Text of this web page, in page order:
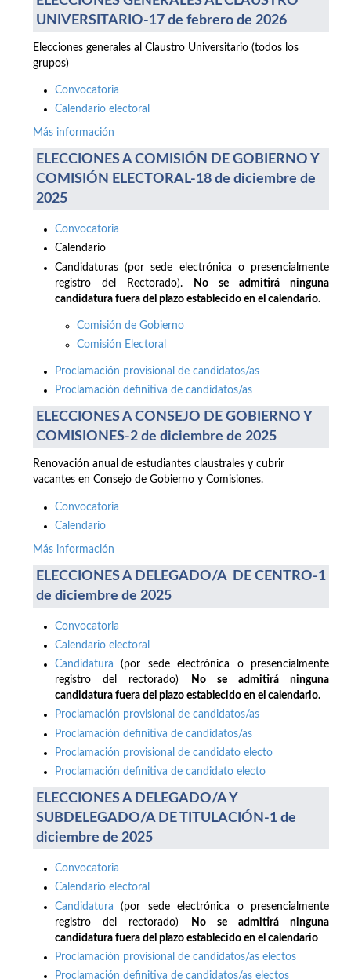
UNIVERSITARIO-17 de febrero de 2026
Elecciones generales al Claustro Universitario (todos los
grupos)
Convocatoria
Calendario electoral
Más información
ELECCIONES A COMISIÓN DE GOBIERNO Y
COMISIÓN ELECTORAL-18 de diciembre de
2025
Convocatoria
Calendario
Candidaturas (por sede electrónica o presencialmente
registro del Rectorado).
No se admitirá ninguna
candidatura fuera del plazo establecido en el calendario.
Comisión de Gobierno
Comisión Electoral
Proclamación provisional de candidatos/as
Proclamación definitiva de candidatos/as
ELECCIONES A CONSEJO DE GOBIERNO Y
COMISIONES-2 de diciembre de 2025
Renovación anual de estudiantes claustrales y cubrir
vacantes en Consejo de Gobierno y Comisiones.
Convocatoria
Calendario
Más información
ELECCIONES A DELEGADO/A DE CENTRO-1
de diciembre de 2025
Convocatoria
Calendario electoral
Candidatura (por sede electrónica o presencialmente
registro del rectorado)
No se admitirá ninguna
candidatura fuera del plazo establecido en el calendario.
Proclamación provisional de candidatos/as
Proclamación definitiva de candidatos/as
Proclamación provisional de candidato electo
Proclamación definitiva de candidato electo
ELECCIONES A DELEGADO/A Y
SUBDELEGADO/A DE TITULACIÓN-1 de
diciembre de 2025
Convocatoria
Calendario electoral
Candidatura (por sede electrónica o presencialmente
registro del rectorado)
No se admitirá ninguna
candidatura fuera del plazo establecido en el calendario
Proclamación provisional de candidatos/as electos
Proclamación definitiva de candidatos/as electos